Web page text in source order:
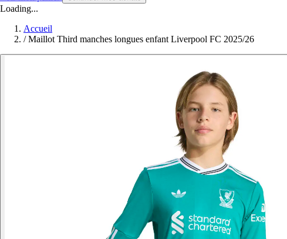
Loading...
Accueil
/ Maillot Third manches longues enfant Liverpool FC 2025/26